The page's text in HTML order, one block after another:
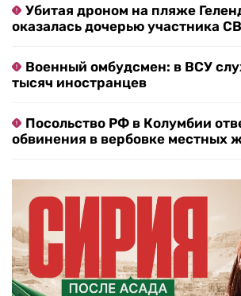
Убитая дроном на пляже
оказалась дочерью участника
Военный омбудсмен: в ВСУ
тысяч иностранцев
Посольство РФ в Колумбии
обвинения в вербовке местных